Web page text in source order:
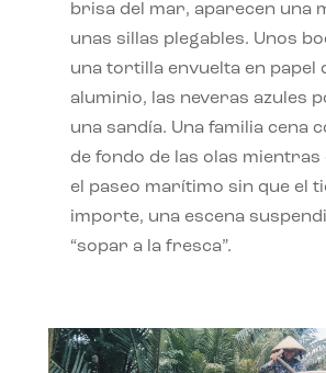
brisa del mar, aparecen una
unas sillas plegables. Unos
una tortilla envuelta en papel
aluminio, las neveras azules
una sandía. Una familia cena
de fondo de las olas mientras
el paseo marítimo sin que el
importe, una escena
“sopar a la fresca”.